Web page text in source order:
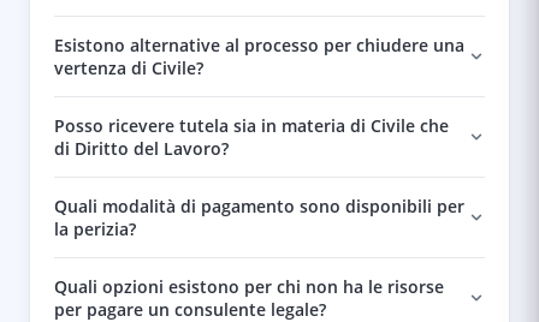
Esistono alternative al processo per chiudere una
vertenza di Civile?
Posso ricevere tutela sia in materia di Civile che
di Diritto del Lavoro?
Quali modalità di pagamento sono disponibili per
la perizia?
Quali opzioni esistono per chi non ha le risorse
per pagare un consulente legale?